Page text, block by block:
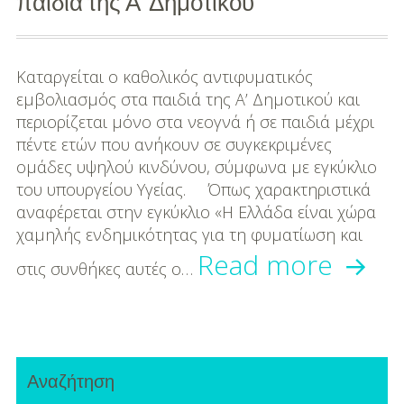
Διατροφή-Συνταγές
Συνταγές
Συμβουλές
Διατροφής
Υγεία – Ψυχολογία
Καταργείται ο καθολικός αντιφυματικός
εμβολιασμός στα παιδιά της Α’ Δημοτικού και
περιορίζεται μόνο στα νεογνά ή σε παιδιά μέχρι
πέντε ετών που ανήκουν σε συγκεκριμένες
ομάδες υψηλού κινδύνου, σύμφωνα με εγκύκλιο
του υπουργείου Υγείας. Όπως χαρακτηριστικά
αναφέρεται στην εγκύκλιο «Η Ελλάδα είναι χώρα
χαμηλής ενδημικότητας για τη φυματίωση και
στις συνθήκες αυτές ο… Read more
Primary
Αναζήτηση